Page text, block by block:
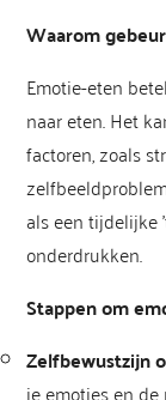
Waarom
Emotie-eten
naar eten. Het
factoren, zoals
als een tijdelijke
onderdrukken.
Stappen om
Zelfbewustzijn